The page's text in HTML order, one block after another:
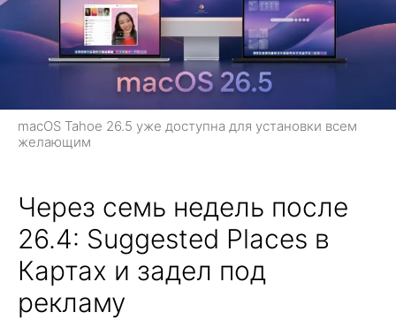
macOS Tahoe 26.5 уже доступна для установки всем
желающим
Через семь недель после
26.4: Suggested Places в
Картах и задел под
рекламу